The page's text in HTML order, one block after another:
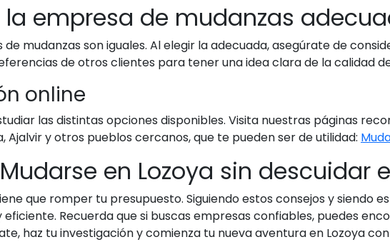
empresa de mudanzas
de mudanzas son iguales. Al elegir la adecuada, asegúrate de
de otros clientes para tener una idea clara de la calidad
online
las distintas opciones disponibles. Visita nuestras páginas
Ajalvir y otros pueblos cercanos, que te pueden ser de utilidad:
en Lozoya sin descuidar
que romper tu presupuesto. Siguiendo estos consejos y siendo
Recuerda que si buscas empresas confiables, puedes
haz tu investigación y comienza tu nueva aventura en Lozoya